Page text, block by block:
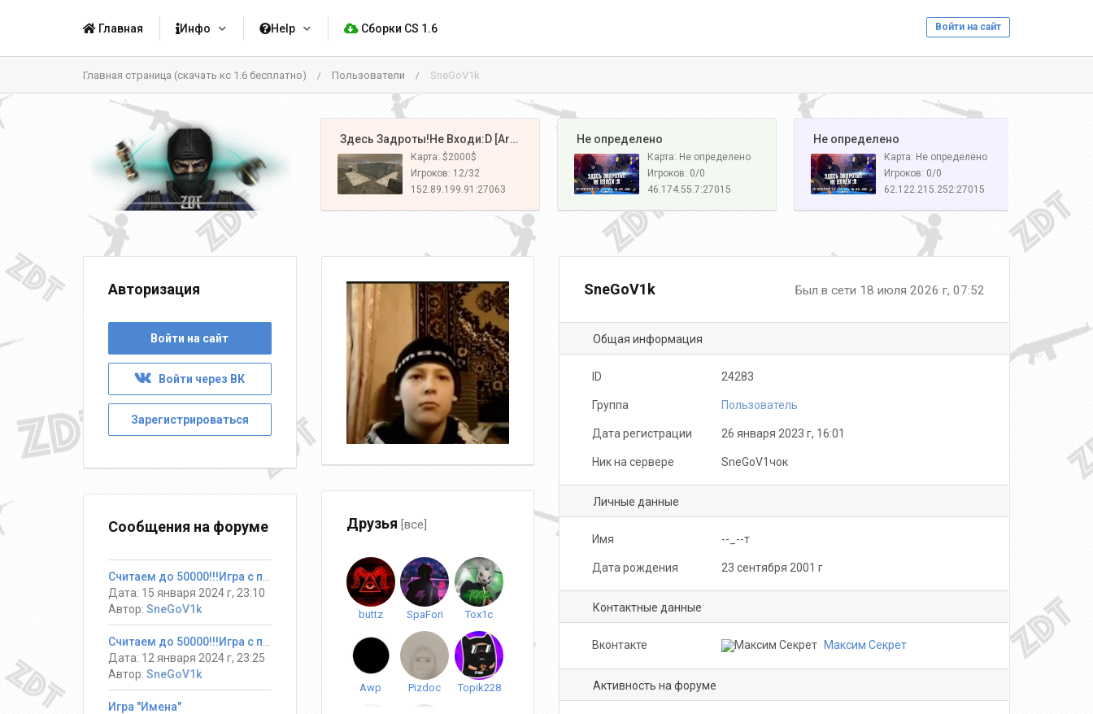
Войти на сайт
Главная Инфо Help Сборки CS 1.6
Главная страница (скачать кс 1.6 бесплатно) / Пользователи / SneGoV1k
️ Здесь Задроты!Не Входи:D [Army#1]
Карта: $2000$
Игроков: 12/32
152.89.199.91:27063
️ Не определено
Карта: Не определено
Игроков: 0/0
46.174.55.7:27015
️ Не определено
Карта: Не определено
Игроков: 0/0
62.122.215.252:27015
Друзья [все]
buttz SpaFori Tox1c
Awp Pizdoc Topik228
SneGoV1k Был в сети 18 июля 2026 г, 07:52
Общая информация
ID 24283
Группа Пользователь
Дата регистрации 26 января 2023 г, 16:01
Ник на сервере SneGoV1чок
Личные данные
Имя --_--т
Дата рождения 23 сентября 2001 г
Контактные данные
Вконтакте Максим Секрет
Активность на форуме
Авторизация
Войти на сайт
Войти через ВК
Зарегистрироваться
Сообщения на форуме
Дата: 15 января 2024 г, 23:10
Автор: SneGoV1k
Дата: 12 января 2024 г, 23:25
Автор: SneGoV1k
Игра "Имена"